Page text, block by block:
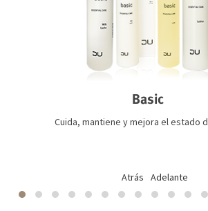
Basic
Cuida, mantiene y mejora el estado
Atrás Adelante